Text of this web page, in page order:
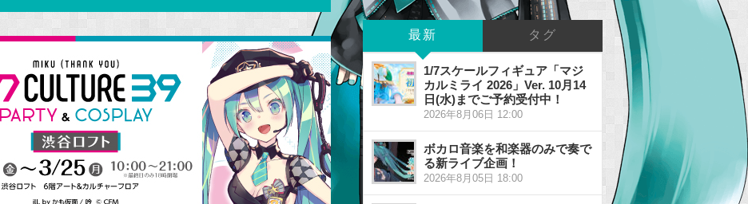
最新 タグ
1/7スケールフィギュア「マジ
カルミライ 2026」Ver. 10月14
日(水)までご予約受付中！
2026年8月06日 12:00
ボカロ音楽を和楽器のみで奏で
る新ライブ企画！
2026年8月05日 18:00